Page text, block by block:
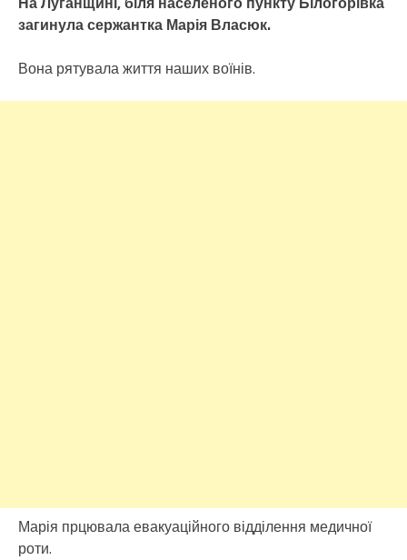
загинула сержантка Марія Власюк.
Вона рятувала життя наших воїнів.
Марія прцювала евакуаційного відділення медичної
роти.